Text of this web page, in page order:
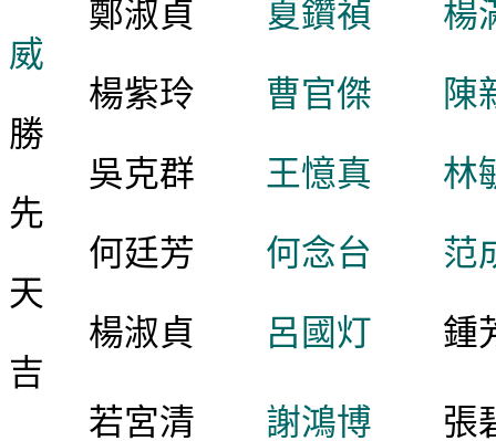
鄭淑貞
夏鑽禎
威
楊紫玲
曹官傑
勝
吳克群
王憶真
林
先
何廷芳
何念台
天
楊淑貞
呂國灯
鍾
吉
若宮清
謝鴻博 張